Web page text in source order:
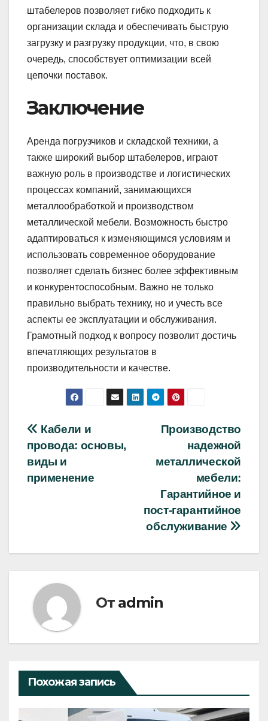
штабелеров позволяет гибко подходить к
организации склада и обеспечивать быструю
загрузку и разгрузку продукции, что, в свою
очередь, способствует оптимизации всей
цепочки поставок.
Заключение
Аренда погрузчиков и складской техники, а
также широкий выбор штабелеров, играют
важную роль в производстве и логистических
процессах компаний, занимающихся
металлообработкой и производством
металлической мебели. Возможность быстро
адаптироваться к изменяющимся условиям и
использовать современное оборудование
позволяет сделать бизнес более эффективным
и конкурентоспособным. Важно не только
правильно выбрать технику, но и учесть все
аспекты ее эксплуатации и обслуживания.
Грамотный подход к вопросу позволит достичь
впечатляющих результатов в
производительности и качестве.
Навигация
по
записям
Производство
надежной
металлической
мебели:
Гарантийное и
пост-гарантийное
обслуживание
Кабели и
провода: основы,
виды и
применение
От admin
Похожая запись